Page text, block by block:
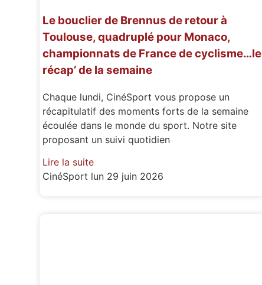
Le bouclier de Brennus de retour à
Toulouse, quadruplé pour Monaco,
championnats de France de cyclisme…le
récap’ de la semaine
Chaque lundi, CinéSport vous propose un
récapitulatif des moments forts de la semaine
écoulée dans le monde du sport. Notre site
proposant un suivi quotidien
Lire la suite
CinéSport lun 29 juin 2026